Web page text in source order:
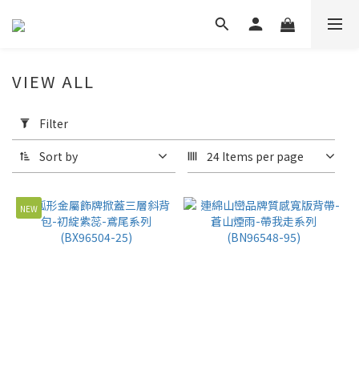
Filter
(0/20)
Range
(NT$)
VIEW ALL
Filter
Sort by 24 Items per page
NEW